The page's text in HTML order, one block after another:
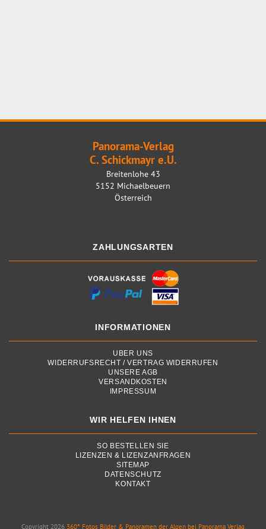
Panorama-Verlag
C. Schickmayr e.U.
Breitenlohe 43
5152 Michaelbeuern
Österreich
ZAHLUNGSARTEN
INFORMATIONEN
ÜBER UNS
WIDERRUFSRECHT / VERTRAG WIDERRUFEN
UNSERE AGB
VERSANDKOSTEN
IMPRESSUM
WIR HELFEN IHNEN
SO BESTELLEN SIE
LIZENZEN & LIZENZANFRAGEN
SITEMAP
DATENSCHUTZ
KONTAKT
Copyright 2026 360° Fotos Bilder & Panoramen der Alpen bei Panorama Verlag